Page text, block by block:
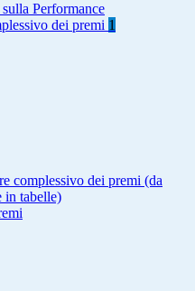
Performance
dei premi 1
complessivo dei premi (da
in tabelle)